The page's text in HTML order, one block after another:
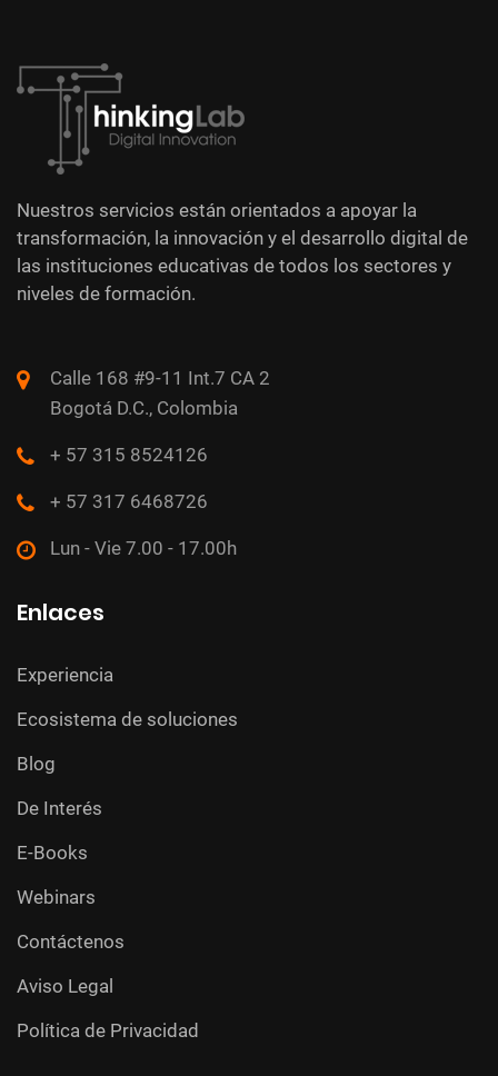
Nuestros servicios están orientados a apoyar la
transformación, la innovación y el desarrollo digital de
las instituciones educativas de todos los sectores y
niveles de formación.
Calle 168 #9-11 Int.7 CA 2
Bogotá D.C., Colombia
+ 57 315 8524126
+ 57 317 6468726
Lun - Vie 7.00 - 17.00h
Enlaces
Experiencia
Ecosistema de soluciones
Blog
De Interés
E-Books
Webinars
Contáctenos
Aviso Legal
Política de Privacidad